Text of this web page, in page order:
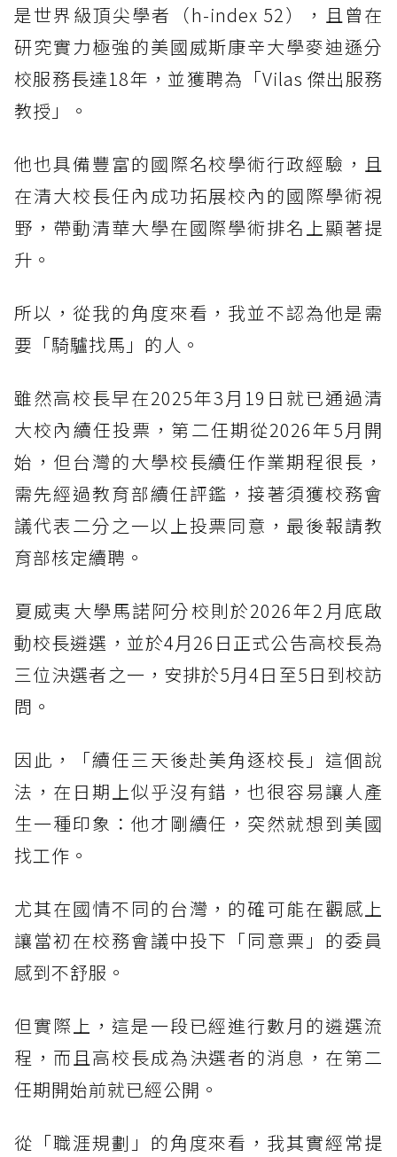
是世界級頂尖學者（h-index 52），且曾在
研究實力極強的美國威斯康辛大學麥迪遜分
校服務長達18年，並獲聘為「Vilas 傑出服務
教授」。
他也具備豐富的國際名校學術行政經驗，且
在清大校長任內成功拓展校內的國際學術視
野，帶動清華大學在國際學術排名上顯著提
升。
所以，從我的角度來看，我並不認為他是需
要「騎驢找馬」的人。
雖然高校長早在2025年3月19日就已通過清
大校內續任投票，第二任期從2026年5月開
始，但台灣的大學校長續任作業期程很長，
需先經過教育部續任評鑑，接著須獲校務會
議代表二分之一以上投票同意，最後報請教
育部核定續聘。
夏威夷大學馬諾阿分校則於2026年2月底啟
動校長遴選，並於4月26日正式公告高校長為
三位決選者之一，安排於5月4日至5日到校訪
問。
因此，「續任三天後赴美角逐校長」這個說
法，在日期上似乎沒有錯，也很容易讓人產
生一種印象：他才剛續任，突然就想到美國
找工作。
尤其在國情不同的台灣，的確可能在觀感上
讓當初在校務會議中投下「同意票」的委員
感到不舒服。
但實際上，這是一段已經進行數月的遴選流
程，而且高校長成為決選者的消息，在第二
任期開始前就已經公開。
從「職涯規劃」的角度來看，我其實經常提